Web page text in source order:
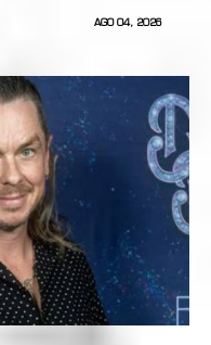
AGO 04, 2026